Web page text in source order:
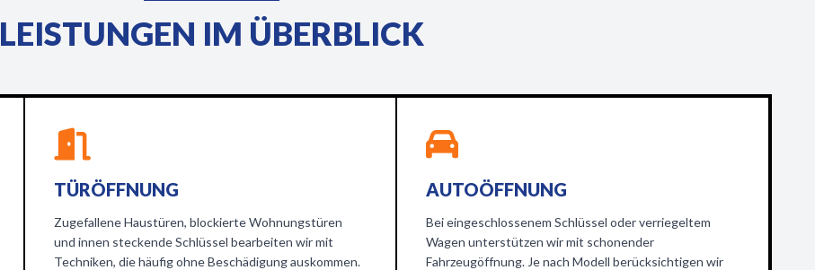
LEISTUNGEN IM ÜBERBLICK
TÜRÖFFNUNG
Zugefallene Haustüren, blockierte Wohnungstüren
und innen steckende Schlüssel bearbeiten wir mit
Techniken, die häufig ohne Beschädigung auskommen.
AUTOÖFFNUNG
Bei eingeschlossenem Schlüssel oder verriegeltem
Wagen unterstützen wir mit schonender
Fahrzeugöffnung. Je nach Modell berücksichtigen wir